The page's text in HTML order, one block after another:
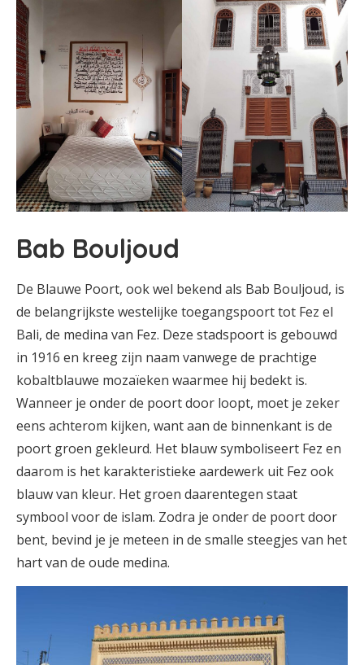
Bab Bouljoud
De Blauwe Poort, ook wel bekend als Bab Bouljoud, is
de belangrijkste westelijke toegangspoort tot Fez el
Bali, de medina van Fez. Deze stadspoort is gebouwd
in 1916 en kreeg zijn naam vanwege de prachtige
kobaltblauwe mozaïeken waarmee hij bedekt is.
Wanneer je onder de poort door loopt, moet je zeker
eens achterom kijken, want aan de binnenkant is de
poort groen gekleurd. Het blauw symboliseert Fez en
daarom is het karakteristieke aardewerk uit Fez ook
blauw van kleur. Het groen daarentegen staat
symbool voor de islam. Zodra je onder de poort door
bent, bevind je je meteen in de smalle steegjes van het
hart van de oude medina.